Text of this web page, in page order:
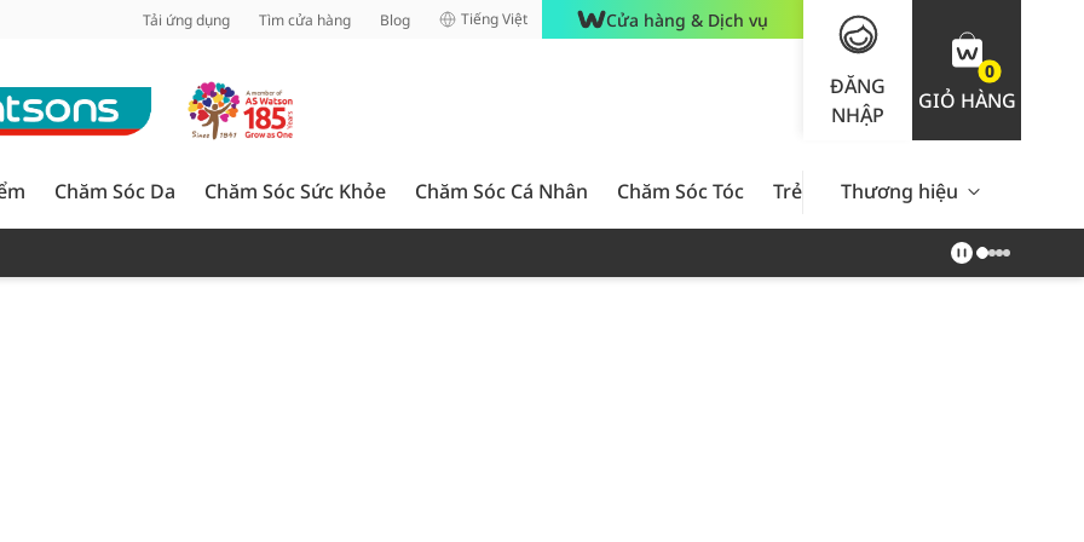
Tải ứng dụng Tìm cửa hàng Blog Tiếng Việt Cửa hàng & Dịch vụ
ĐĂNG
NHẬP
0
GIỎ HÀNG
Chăm Sóc Da Chăm Sóc Sức Khỏe Chăm Sóc Cá Nhân Chăm Sóc Tóc Trẻ Em Nam Giới Chăm Sóc
Thương hiệu